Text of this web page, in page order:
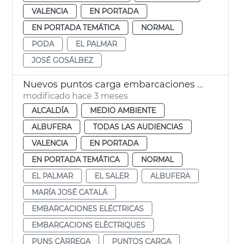
VALENCIA
EN PORTADA
EN PORTADA TEMÁTICA
NORMAL
PODA
EL PALMAR
JOSÉ GOSÁLBEZ
Nuevos puntos carga embarcaciones eléctricas Albufera València
modificado hace 3 meses
ALCALDÍA
MEDIO AMBIENTE
ALBUFERA
TODAS LAS AUDIENCIAS
VALENCIA
EN PORTADA
EN PORTADA TEMÁTICA
NORMAL
EL PALMAR
EL SALER
ALBUFERA
MARÍA JOSÉ CATALÁ
EMBARCACIONES ELÉCTRICAS
EMBARCACIONS ELÈCTRIQUES
PUNS CÀRREGA
PUNTOS CARGA